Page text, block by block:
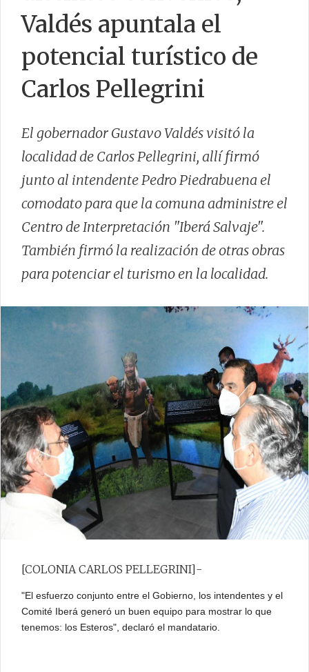
Valdés apuntala el
potencial turístico de
Carlos Pellegrini
El gobernador Gustavo Valdés visitó la
localidad de Carlos Pellegrini, allí firmó
junto al intendente Pedro Piedrabuena el
comodato para que la comuna administre el
Centro de Interpretación "Iberá Salvaje".
También firmó la realización de otras obras
para potenciar el turismo en la localidad.
[COLONIA CARLOS PELLEGRINI]-
"El esfuerzo conjunto entre el Gobierno, los intendentes y el
Comité Iberá generó un buen equipo para mostrar lo que
tenemos: los Esteros", declaró el mandatario.